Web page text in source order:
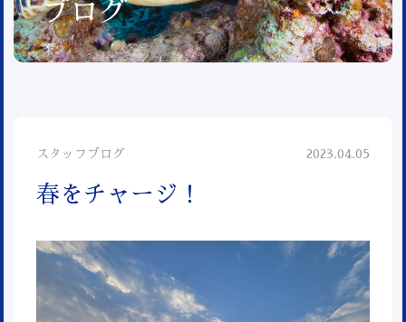
ブログ
スタッフブログ 2023.04.05
春をチャージ！